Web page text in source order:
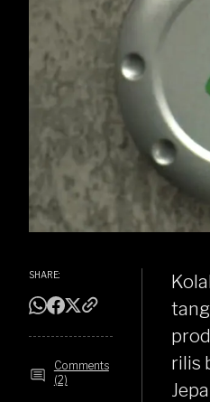
SHARE:
Comments
(2)
rilis